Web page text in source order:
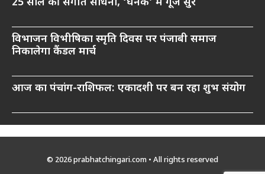
विभाजन विभीषिका स्मृति दिवस पर पंजाबी समाज
निकालेगा कैंडल मार्च
आज का पंचांग-राशिफल: एकादशी पर बन रहा शुभ संयोग
© 2026 prabhatchingari.com • All rights reserved